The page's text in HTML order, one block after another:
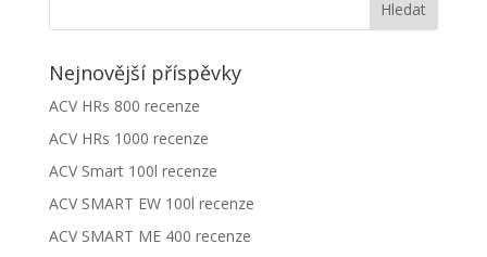
Nejnovější příspěvky
ACV HRs 800 recenze
ACV HRs 1000 recenze
ACV Smart 100l recenze
ACV SMART EW 100l recenze
ACV SMART ME 400 recenze